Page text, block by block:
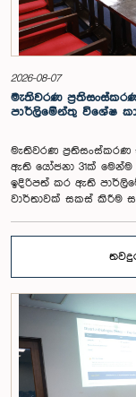
2026-08-07
මැතිවරණ
පාර්ලිමේන්තු විශේෂ
මැතිවරණ
ඇති යෝජනා 31ක් මෙන්ම
ඉදිරිපත් කර ඇති
වාර්තාවක් සකස් කිරීම
කාරක සභාව රාජ්‍ය
මහාචාර්ය
පාර්ලිමේන්තුවේදී
වසරවල පාර්ලිමේන්තු
සංවිධාන විසින්
ප්‍රතිසංස්කරණ
පාලන මැතිවරණ ක්‍රමය
හා සුළුතර
වැඩිදියුණු කිරීම, විද්‍යුත්